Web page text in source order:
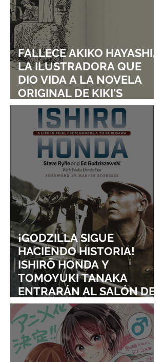
FALLECE AKIKO HAYASHI,
LA ILUSTRADORA QUE
DIO VIDA A LA NOVELA
ORIGINAL DE KIKI'S
DELIVERY SERVICE
¡GODZILLA SIGUE
HACIENDO HISTORIA!
ISHIRŌ HONDA Y
TOMOYUKI TANAKA
ENTRARÁN AL SALÓN DE
LA FAMA DE LOS EFECTOS
VISUALES